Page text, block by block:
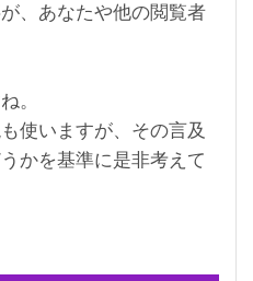
、あなたや他の閲覧者
。
使いますが、その言及
かを基準に是非考えて